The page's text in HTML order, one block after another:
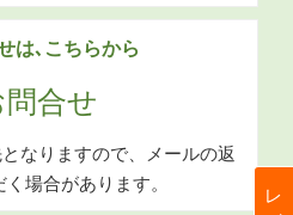
は､こちらから
合せ
なりますので、メールの返
場合があります。